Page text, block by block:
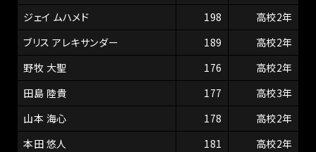
ジェイ ムハメド
198
高校2年
ブリス アレキサンダー
189
高校2年
野牧 大聖
176
高校2年
田島 陸貴
177
高校3年
山本 海心
178
高校2年
本田 悠人
181
高校2年